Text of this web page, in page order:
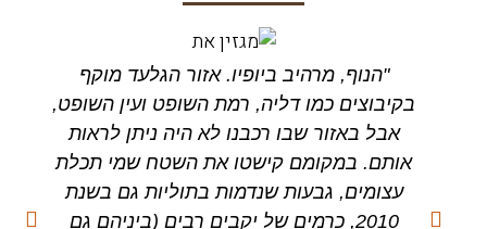
"הנוף, מרהיב ביופיו. אזור הגלעד מוקף
בקיבוצים כמו דליה, רמת השופט ועין השופט,
אבל באזור שבו רכבנו לא היה ניתן לראות
אותם. במקומם קישטו את השטח שמי תכלת
עצומים, גבעות שנדמות בתוליות גם בשנת
‭,2010‬ כרמים של יקבים רבים (ביניהם גם